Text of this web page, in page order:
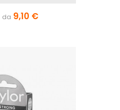
da 9,10 €